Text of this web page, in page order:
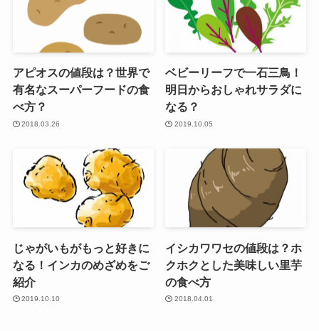
アピオスの値段は？世界で
有名なスーパーフードの食
べ方？
2018.03.26
ベビーリーフで一石三鳥！
明日からおしゃれサラダに
なる？
2019.10.05
じゃがいもがもっと好きに
なる！インカのめざめをご
紹介
2019.10.10
イシカワワセの値段は？ホ
クホクとした美味しい里芋
の食べ方
2018.04.01